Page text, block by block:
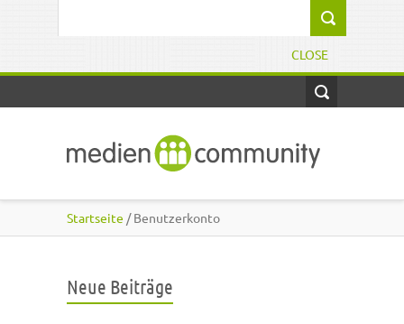
CLOSE
Startseite / Benutzerkonto
Neue Beiträge